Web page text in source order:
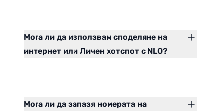
Мога ли да използвам споделяне на
интернет или Личен хотспот с NLO?
Мога ли да запазя номерата на